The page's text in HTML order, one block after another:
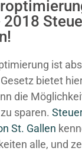
2018
ist
bietet
die
sparen.
St. Gallen
alle, und